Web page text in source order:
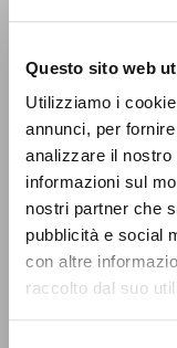
Questo sito web
Utilizziamo i
annunci, per
analizzare il
informazioni sul
nostri partner che
pubblicità e social
con altre
raccolto dal suo
AND
Located on the
the ground floor.
p.m. | Sundays and
closed only on
ARE YOU A TOUR
TO BE